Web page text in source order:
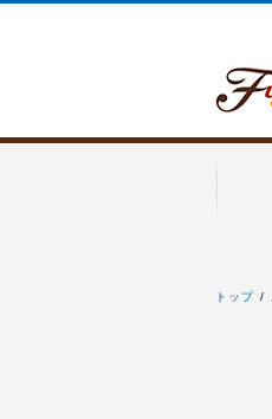
トップ